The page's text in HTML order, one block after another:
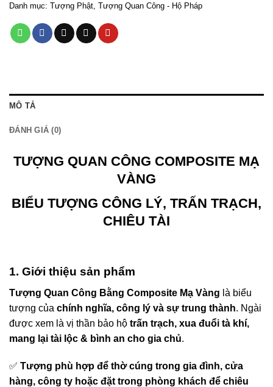
Danh mục: Tượng Phật Tượng Quan Công - Hộ Pháp
MÔ TẢ
ĐÁNH GIÁ (0)
TƯỢNG QUAN CÔNG COMPOSITE MẠ
VÀNG
BIỂU TƯỢNG CÔNG LÝ, TRẤN TRẠCH,
CHIÊU TÀI
1. Giới thiệu sản phẩm
Tượng Quan Công Bằng Composite Mạ Vàng là biểu
tượng của chính nghĩa, công lý và sự trung thành. Ngài
được xem là vị thần bảo hộ trấn trạch, xua đuổi tà khí,
mang lại tài lộc & bình an cho gia chủ.
✅ Tượng phù hợp để thờ cúng trong gia đình, cửa
hàng, công ty hoặc đặt trong phòng khách để chiêu